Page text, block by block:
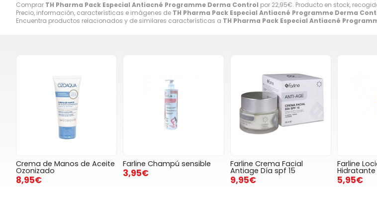
Comprar TH Pharma Pack Especial Antiacné Programme Derma Control por 22,95€. Producto en stock,
Precio, información, características e imágenes de TH Pharma Pack Especial Antiacné Programme Derma
Encuentra productos relacionados y de similares características a TH Pharma Pack Especial Antiacné
Crema de Manos de Aceite
Ozonizado
8,95€
Farline Champú sensible
3,95€
Farline Crema Facial
Antiage Día spf 15
9,95€
Farline
Hidratante
5,95€